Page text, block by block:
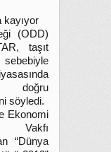
kayıyor
(ODD)
taşıt
doğru
söyledi.
Ekonomi
Vakfı
“Dünya